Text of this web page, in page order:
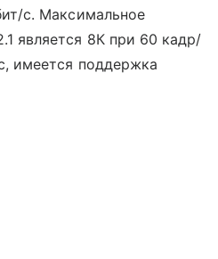
с. Максимальное
является 8К при 60 кадр/
имеется поддержка